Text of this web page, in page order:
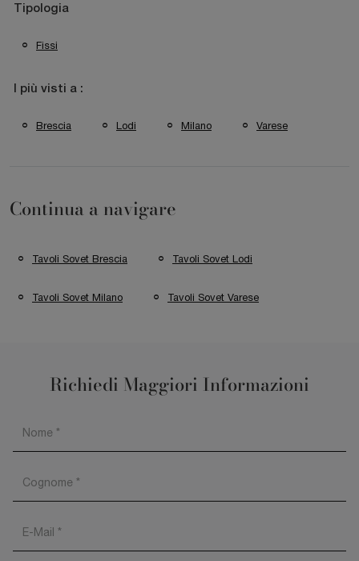
Tipologia
Fissi
I più visti a :
Brescia Lodi Milano Varese
Continua a navigare
Tavoli Sovet Brescia Tavoli Sovet Lodi
Tavoli Sovet Milano Tavoli Sovet Varese
Richiedi Maggiori Informazioni